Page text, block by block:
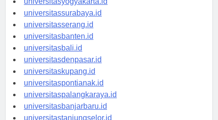
universitasyogyakarta.id
universitassurabaya.id
universitasserang.id
universitasbanten.id
universitasbali.id
universitasdenpasar.id
universitaskupang.id
universitaspontianak.id
universitaspalangkaraya.id
universitasbanjarbaru.id